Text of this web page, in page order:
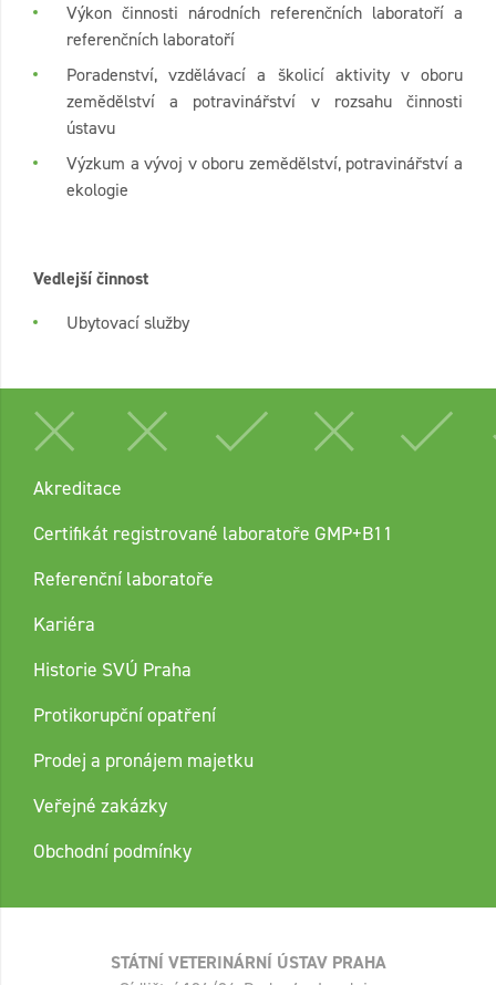
Výkon činnosti národních referenčních laboratoří a
referenčních laboratoří
Poradenství, vzdělávací a školicí aktivity v oboru
zemědělství a potravinářství v rozsahu činnosti
ústavu
Výzkum a vývoj v oboru zemědělství, potravinářství a
ekologie
Vedlejší činnost
Ubytovací služby
Akreditace
Certifikát registrované laboratoře GMP+B11
Referenční laboratoře
Kariéra
Historie SVÚ Praha
Protikorupční opatření
Prodej a pronájem majetku
Veřejné zakázky
Obchodní podmínky
STÁTNÍ VETERINÁRNÍ ÚSTAV PRAHA